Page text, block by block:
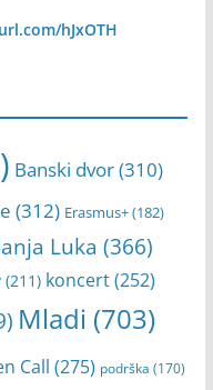
hJxOTH
Banski dvor(310)
(312) Erasmus+(182)
Luka (366)
(211) koncert(252)
Mladi (703)
Call (275) podrška (170)